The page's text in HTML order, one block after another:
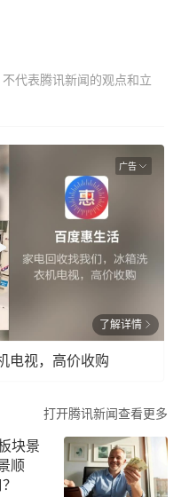
代表腾讯新闻的观点和立
广告
了解详情
电视，高价收购
打开腾讯新闻查看更多
块景
顺